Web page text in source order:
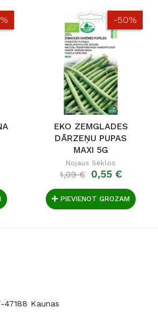
-50%
EKO ZEMGLADES
DĀRZEŅU PUPAS
MAXI 5G
Nojaus Sėklos
1,09 € 0,55 €
PIEVIENOT GROZAM
47188 Kaunas